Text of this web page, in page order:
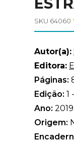
SKU 64060
Autor(a):
Editora:
Páginas:
Edição: 1
Ano: 2019
Origem: